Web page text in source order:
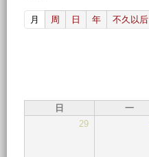
月 (active tab)
周 日 年 不久以后
日 一
29